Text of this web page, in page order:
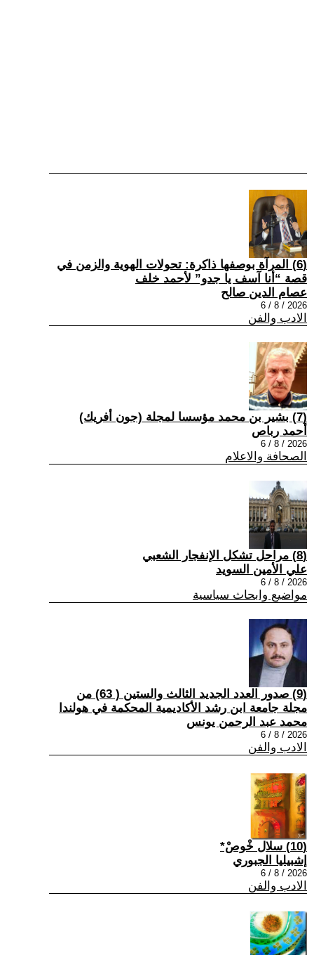
(6) المرآة بوصفها ذاكرة: تحولات الهوية والزمن في
قصة “أنا آسف يا جدو” لأحمد خلف
عصام الدين صالح
2026 / 8 / 6
الادب والفن
(7) بشير بن محمد مؤسسا لمجلة (جون أفريك)
أحمد رباص
2026 / 8 / 6
الصحافة والاعلام
(8) مراحل تشكل الإنفجار الشعبي
علي الأمين السويد
2026 / 8 / 6
مواضيع وابحاث سياسية
(9) صدور العدد الجديد الثالث والستين ( 63) من
مجلة جامعة ابن رشد الأكاديمية المحكمة في هولندا
محمد عبد الرحمن يونس
2026 / 8 / 6
الادب والفن
(10) سلال خْوصْ*
إشبيليا الجبوري
2026 / 8 / 6
الادب والفن